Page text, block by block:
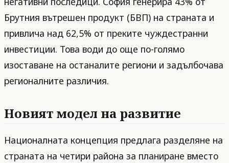
Брутния вътрешен продукт (БВП) на страната и
привлича над 62,5% от преките чуждестранни
инвестиции. Това води до още по-голямо
изоставане на останалите региони и задълбочава
регионалните различия.
Новият модел на развитие
Националната концепция предлага разделяне на
страната на четири района за планиране вместо